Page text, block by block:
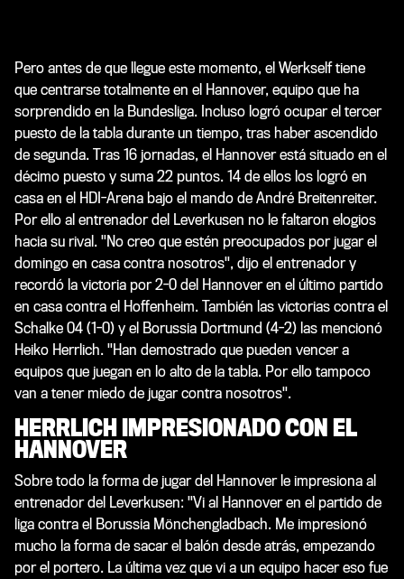
Pero antes de que llegue este momento, el Werkself tiene
que centrarse totalmente en el Hannover, equipo que ha
sorprendido en la Bundesliga. Incluso logró ocupar el tercer
puesto de la tabla durante un tiempo, tras haber ascendido
de segunda. Tras 16 jornadas, el Hannover está situado en el
décimo puesto y suma 22 puntos. 14 de ellos los logró en
casa en el HDI-Arena bajo el mando de André Breitenreiter.
Por ello al entrenador del Leverkusen no le faltaron elogios
hacia su rival. "No creo que estén preocupados por jugar el
domingo en casa contra nosotros", dijo el entrenador y
recordó la victoria por 2-0 del Hannover en el último partido
en casa contra el Hoffenheim. También las victorias contra el
Schalke 04 (1-0) y el Borussia Dortmund (4-2) las mencionó
Heiko Herrlich. "Han demostrado que pueden vencer a
equipos que juegan en lo alto de la tabla. Por ello tampoco
van a tener miedo de jugar contra nosotros".
HERRLICH IMPRESIONADO CON EL
HANNOVER
Sobre todo la forma de jugar del Hannover le impresiona al
entrenador del Leverkusen: "Vi al Hannover en el partido de
liga contra el Borussia Mönchengladbach. Me impresionó
mucho la forma de sacar el balón desde atrás, empezando
por el portero. La última vez que vi a un equipo hacer eso fue